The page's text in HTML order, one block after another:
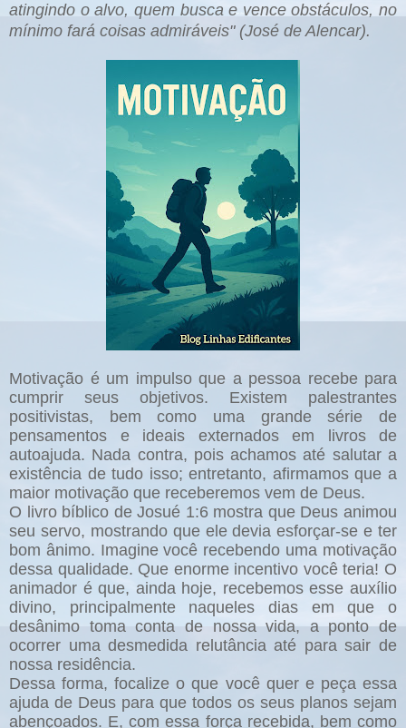
atingindo o alvo, quem busca e vence obstáculos, no
mínimo fará coisas admiráveis" (José de Alencar).
Motivação é um impulso que a pessoa recebe para
cumprir seus objetivos. Existem palestrantes
positivistas, bem como uma grande série de
pensamentos e ideais externados em livros de
autoajuda. Nada contra, pois achamos até salutar a
existência de tudo isso; entretanto, afirmamos que a
maior motivação que receberemos vem de Deus.
O livro bíblico de Josué 1:6 mostra que Deus animou
seu servo, mostrando que ele devia esforçar-se e ter
bom ânimo. Imagine você recebendo uma motivação
dessa qualidade. Que enorme incentivo você teria! O
animador é que, ainda hoje, recebemos esse auxílio
divino, principalmente naqueles dias em que o
desânimo toma conta de nossa vida, a ponto de
ocorrer uma desmedida relutância até para sair de
nossa residência.
Dessa forma, focalize o que você quer e peça essa
ajuda de Deus para que todos os seus planos sejam
abençoados. E, com essa força recebida, bem como